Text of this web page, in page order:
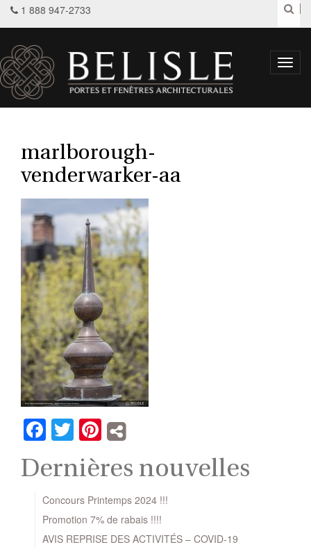
1 888 947-2733
marlborough-
venderwarker-aa
Facebook
TwitterPinterest
Dernières nouvelles
Concours Printemps 2024 !!!
Promotion 7% de rabais !!!!
AVIS REPRISE DES ACTIVITÉS – COVID-19